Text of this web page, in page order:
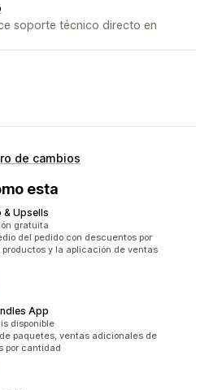
soporte técnico directo en
de cambios
esta
& Upsells
gratuita
del pedido con descuentos por
y la aplicación de ventas
App
disponible
paquetes, ventas adicionales de
por cantidad